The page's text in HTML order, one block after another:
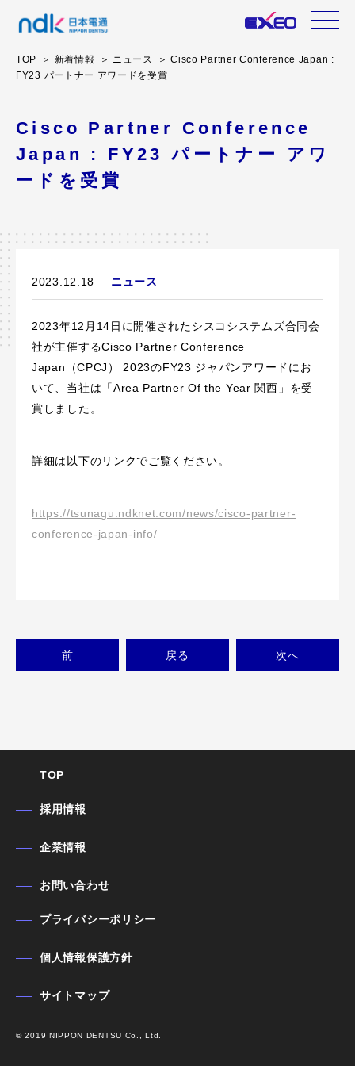
TOP 新着情報 ニュース
Cisco Partner Conference Japan :
FY23 パートナー アワードを受賞
Cisco Partner Conference
Japan : FY23 パートナー アワ
ードを受賞
2023.12.18 ニュース
2023年12月14日に開催されたシスコシステムズ合同会
社が主催するCisco Partner Conference
Japan（CPCJ） 2023のFY23 ジャパンアワードにお
いて、当社は「Area Partner Of the Year 関西」を受
賞しました。
詳細は以下のリンクでご覧ください。
https://tsunagu.ndknet.com/news/cisco-partner-
conference-japan-info/
前 戻る 次へ
TOP
採用情報
企業情報
お問い合わせ
プライバシーポリシー
個人情報保護方針
サイトマップ
© 2019 NIPPON DENTSU Co., Ltd.